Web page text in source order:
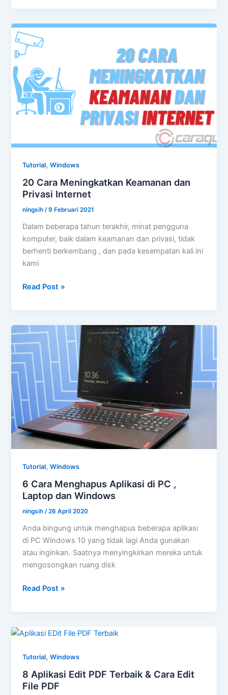
Terbaik
untuk
Windows
2024
Tutorial,Windows
20 Cara Meningkatkan Keamanan dan
Privasi Internet
ningsih/9 Februari 2021
Dalam beberapa tahun terakhir, minat pengguna
komputer, baik dalam keamanan dan privasi, tidak
berhenti berkembang , dan pada kesempatan kali ini
kami
20
Keamanan
dan
Privasi
Internet
Read Post »
Tutorial,Windows
6 Cara Menghapus Aplikasi di PC ,
Laptop dan Windows
ningsih/26 April 2020
Anda bingung untuk menghapus beberapa aplikasi
di PC Windows 10 yang tidak lagi Anda gunakan
atau inginkan. Saatnya menyingkirkan mereka untuk
mengosongkan ruang disk
6
di
,
Laptop
dan
Read Post »
Tutorial,Windows
8 Aplikasi Edit PDF Terbaik & Cara Edit
File PDF